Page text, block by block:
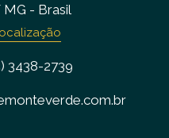
- Brasil
3438-2739